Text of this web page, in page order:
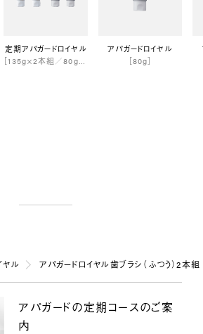
定期アパガードロイヤル
アパガードロイヤル
［80g］
ヤル アパガードロイヤル歯ブラシ（ふつう）2本組
アパガードの定期コースのご案
内